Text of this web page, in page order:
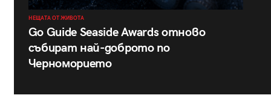
НЕЩАТА ОТ ЖИВОТА
Go Guide Seaside Awards отново
събират най-доброто по
Черноморието